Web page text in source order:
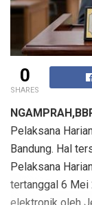
0
SHARES
Pelaksana
Bandung. Hal
Pelaksana
tertanggal 6 Mei
elektronik oleh